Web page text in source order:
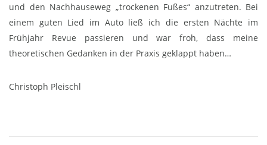
und den Nachhauseweg „trockenen Fußes“ anzutreten. Bei
einem guten Lied im Auto ließ ich die ersten Nächte im
Frühjahr Revue passieren und war froh, dass meine
theoretischen Gedanken in der Praxis geklappt haben…
Christoph Pleischl